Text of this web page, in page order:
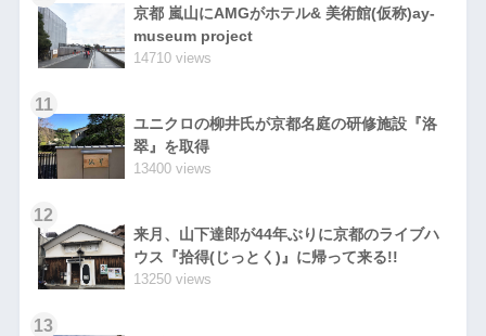
京都 嵐山にAMGがホテル& 美術館(仮称)ay-
museum project
14710 views
11
ユニクロの柳井氏が京都名庭の研修施設『洛
翠』を取得
13400 views
12
来月、山下達郎が44年ぶりに京都のライブハ
ウス『拾得(じっとく)』に帰って来る!!
13250 views
13